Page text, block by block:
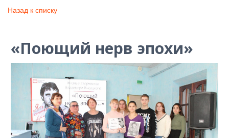
Назад к списку
«Поющий нерв эпохи»